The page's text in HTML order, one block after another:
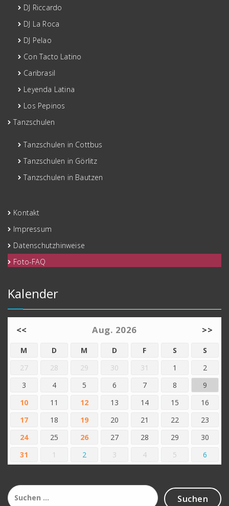
DJ Riccardo
DJ La Roca
DJ Pelao
Con Tacto Latino
Caribrasil
Leyenda Latina
Los Pepinos
Tanzschulen
Tanzschulen in Cottbus
Tanzschulen in Görlitz
Tanzschulen in Bautzen
Kontakt
Impressum
Datenschutzhinweise
Foto-FAQ
Kalender
<< Aug. 2026 >>
M D M D F S
S
27
28 29 30 31 1
2
3
4 5 6 7 8
9
10
11 12 13 14 15
16
17
18 19 20 21 22
23
24
25 26 27 28 29
30
31
1 2 3 4 5 6
Suchen
nach: